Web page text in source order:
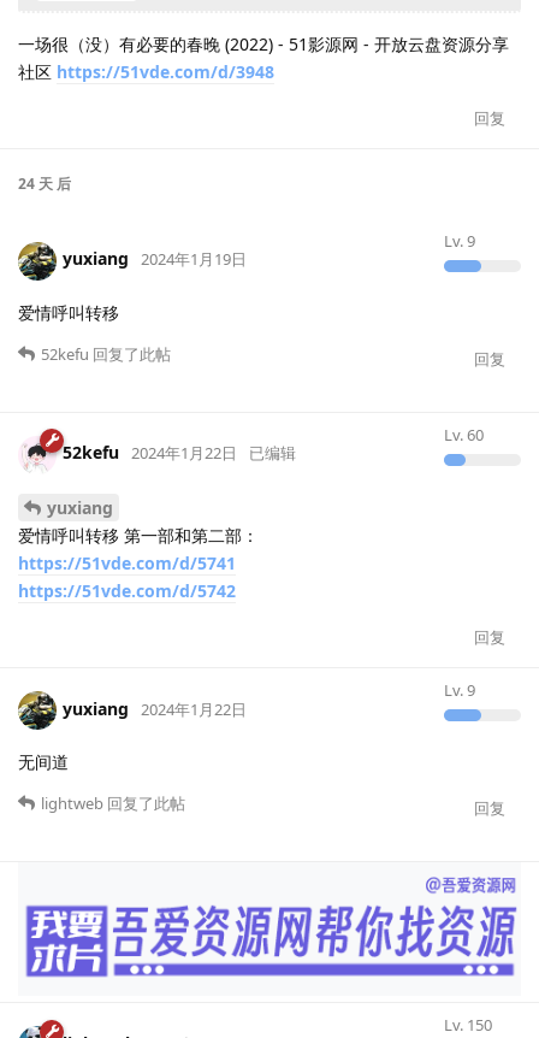
一场很（没）有必要的春晚 (2022) - 51影源网 - 开放云盘资源分享
社区 https://51vde.com/d/3948
回复
24 天 后
yuxiang
Lv.9
2024年1月19日
爱情呼叫转移
回复
52kefu 回复了此帖
52kefu
Lv.60
2024年1月22日
已编辑
yuxiang
爱情呼叫转移 第一部和第二部：
https://51vde.com/d/5741
https://51vde.com/d/5742
回复
yuxiang
Lv.9
2024年1月22日
无间道
回复
lightweb 回复了此帖
Lv. 150